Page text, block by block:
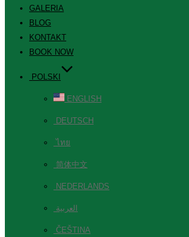
GALERIA
BLOG
KONTAKT
BOOK NOW
POLSKI
ENGLISH
DEUTSCH
ไทย
简体中文
NEDERLANDS
العربية
ČEŠTINA